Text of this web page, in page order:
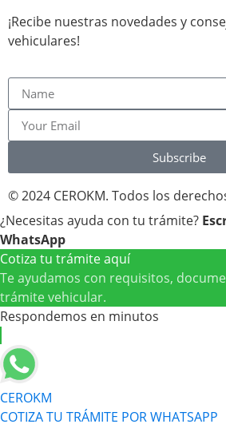
¡Recibe nuestras novedades y
vehiculares!
Subscribe
© 2024 CEROKM. Todos los
¿Necesitas ayuda con tu trámite?
WhatsApp
Cotiza tu trámite aquí
Te ayudamos con requisitos,
trámite vehicular.
Respondemos en minutos
CEROKM
COTIZA TU TRÁMITE POR WHATSAPP